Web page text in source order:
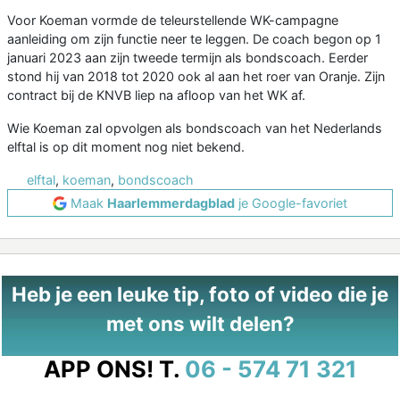
Voor Koeman vormde de teleurstellende WK-campagne
aanleiding om zijn functie neer te leggen. De coach begon op 1
januari 2023 aan zijn tweede termijn als bondscoach. Eerder
stond hij van 2018 tot 2020 ook al aan het roer van Oranje. Zijn
contract bij de KNVB liep na afloop van het WK af.
Wie Koeman zal opvolgen als bondscoach van het Nederlands
elftal is op dit moment nog niet bekend.
elftal, koeman, bondscoach
Maak Haarlemmerdagblad je Google-favoriet
Heb je een leuke tip, foto of video die je
met ons wilt delen?
APP ONS! T. 06 - 574 71 321